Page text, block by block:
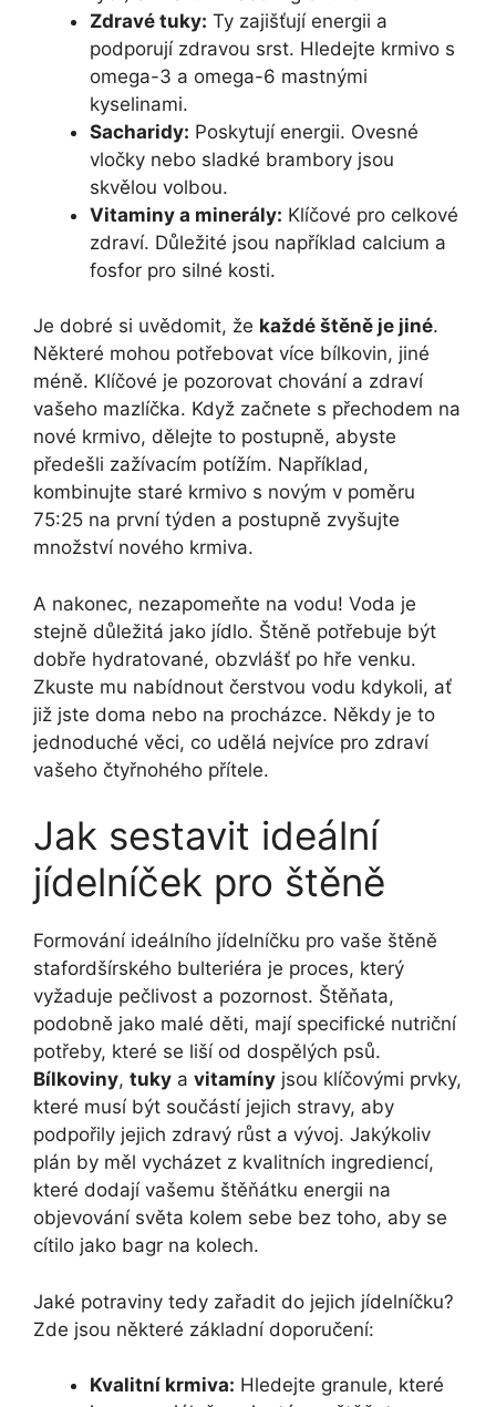
Zdravé tuky: Ty zajišťují energii a
podporují zdravou srst. Hledejte krmivo s
omega-3 a omega-6 mastnými
kyselinami.
Sacharidy: Poskytují energii. Ovesné
vločky nebo sladké brambory jsou
skvělou volbou.
Vitaminy a minerály: Klíčové pro celkové
zdraví. Důležité jsou například calcium a
fosfor pro silné kosti.
Je dobré si uvědomit, že každé štěně je jiné.
Některé mohou potřebovat více bílkovin, jiné
méně. Klíčové je pozorovat chování a zdraví
vašeho mazlíčka. Když začnete s přechodem na
nové krmivo, dělejte to postupně, abyste
předešli zažívacím potížím. Například,
kombinujte staré krmivo s novým v poměru
75:25 na první týden a postupně zvyšujte
množství nového krmiva.
A nakonec, nezapomeňte na vodu! Voda je
stejně důležitá jako jídlo. Štěně potřebuje být
dobře hydratované, obzvlášť po hře venku.
Zkuste mu nabídnout čerstvou vodu kdykoli, ať
již jste doma nebo na procházce. Někdy je to
jednoduché věci, co udělá nejvíce pro zdraví
vašeho čtyřnohého přítele.
Jak sestavit ideální
jídelníček pro štěně
Formování ideálního jídelníčku pro vaše štěně
stafordšírského bulteriéra je proces, který
vyžaduje pečlivost a pozornost. Štěňata,
podobně jako malé děti, mají specifické nutriční
potřeby, které se liší od dospělých psů.
Bílkoviny, tuky a vitamíny jsou klíčovými prvky,
které musí být součástí jejich stravy, aby
podpořily jejich zdravý růst a vývoj. Jakýkoliv
plán by měl vycházet z kvalitních ingrediencí,
které dodají vašemu štěňátku energii na
objevování světa kolem sebe bez toho, aby se
cítilo jako bagr na kolech.
Jaké potraviny tedy zařadit do jejich jídelníčku?
Zde jsou některé základní doporučení:
Kvalitní krmiva: Hledejte granule, které